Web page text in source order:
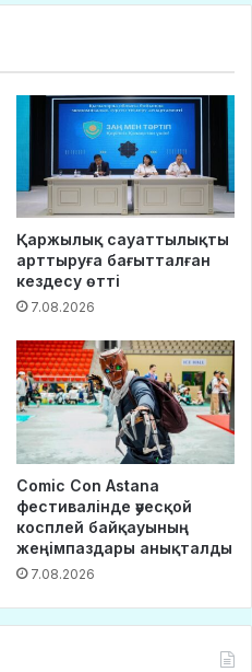
Қаржылық сауаттылықты
арттыруға бағытталған
кездесу өтті
7.08.2026
Comic Con Astana
фестивалінде әуесқой
косплей байқауының
жеңімпаздары анықталды
7.08.2026